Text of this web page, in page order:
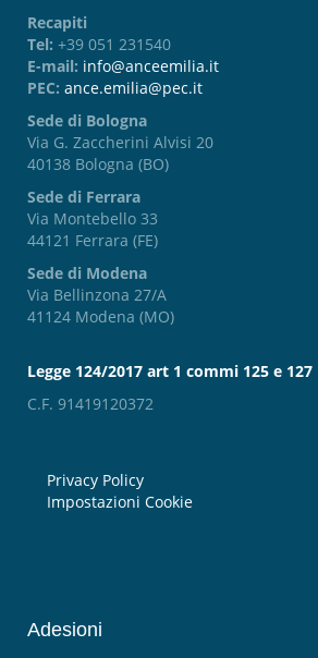
Recapiti
Tel: +39 051 231540
E-mail: info@anceemilia.it
PEC: ance.emilia@pec.it
Sede di Bologna
Via G. Zaccherini Alvisi 20
40138 Bologna (BO)
Sede di Ferrara
Via Montebello 33
44121 Ferrara (FE)
Sede di Modena
Via Bellinzona 27/A
41124 Modena (MO)
Legge 124/2017 art 1 commi 125 e 127
C.F. 91419120372
Privacy Policy
Impostazioni Cookie
Adesioni